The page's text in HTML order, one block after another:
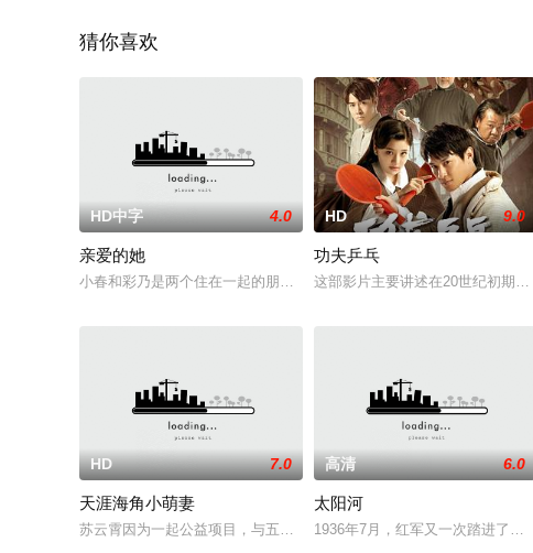
猜你喜欢
HD中字 4.0
亲爱的她
小春和彩乃是两个住在一起的朋友，两人在生活和工作中有着很深的默
HD 9.0
功夫乒乓
这部影片主要讲述在20世纪初期
HD 7.0
天涯海角小萌妻
苏云霄因为一起公益项目，与五年前不告而别的未婚妻陆瑶瑶在泰国
高清 6.0
太阳河
1936年7月，红军又一次踏进了那